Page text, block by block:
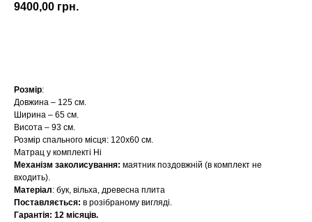
9400,00 грн.
Розмір:
Довжина – 125 см.
Ширина – 65 см.
Висота – 93 см.
Розмір спального місця: 120х60 см.
Матрац у комплекті Ні
Механізм заколисування: маятник поздовжній (в комплект не
входить).
Матеріал: бук, вільха, древесна плита
Поставляється: в розібраному вигляді.
Гарантія: 12 місяців.